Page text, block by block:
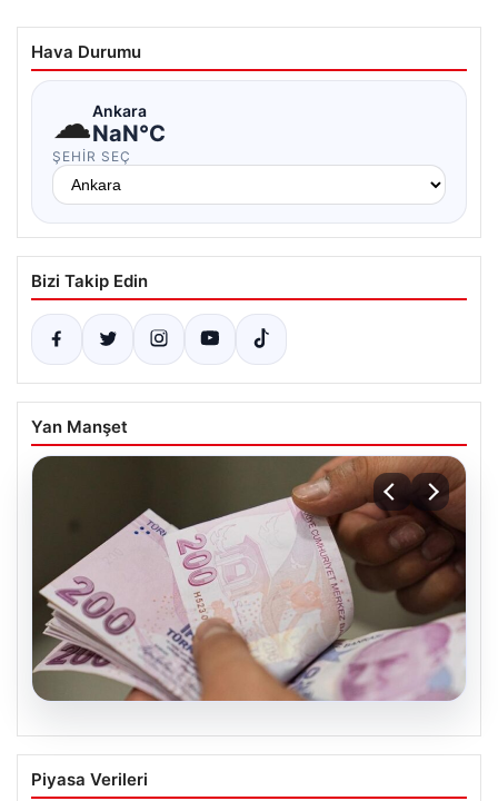
Hava Durumu
☁Ankara
NaN°C
ŞEHIR SEÇ
Bizi Takip Edin
Yan Manşet
2026 Kurban Bayramı emekli
ikramiyeleri ne zaman yatacak?
Piyasa Verileri